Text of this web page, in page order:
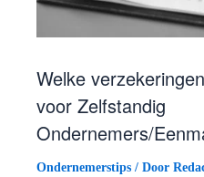
Welke
voor Zelfstandig
Ondernemers/
Ondernemerstips / Door